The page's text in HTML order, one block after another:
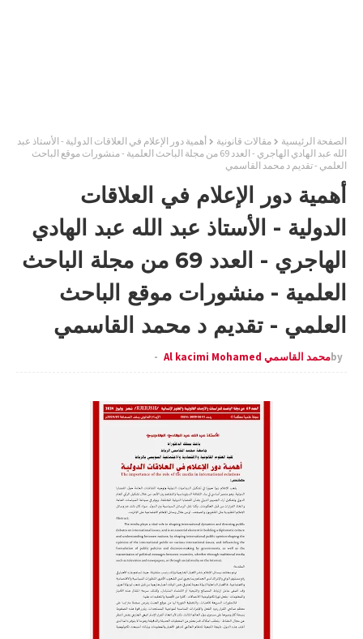
الصفحة الرئيسية مقالات قانونية
أهمية دور الإعلام في العلاقات الدولية - الأستاذ عبد
الله عبد الهادي الهاجري - العدد 69 من مجلة الباحث العلمية - منشورات موقع الباحث
العلمي - تقديم د محمد القاسمي
أهمية دور الإعلام في العلاقات
الدولية - الأستاذ عبد الله عبد الهادي
الهاجري - العدد 69 من مجلة الباحث
العلمية - منشورات موقع الباحث
العلمي - تقديم د محمد القاسمي
byمحمد القاسمي Al kacimi Mohamed